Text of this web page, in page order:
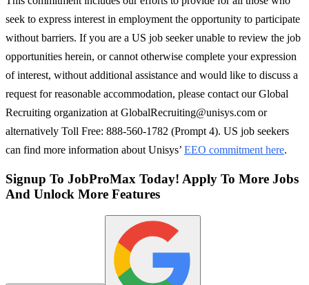
seek to express interest in employment the opportunity to participate
without barriers. If you are a US job seeker unable to review the job
opportunities herein, or cannot otherwise complete your expression
of interest, without additional assistance and would like to discuss a
request for reasonable accommodation, please contact our Global
Recruiting organization at GlobalRecruiting@unisys.com or
alternatively Toll Free: 888-560-1782 (Prompt 4). US job seekers
can find more information about Unisys’ EEO commitment here.
Signup To JobProMax Today! Apply To More Jobs
And Unlock More Features